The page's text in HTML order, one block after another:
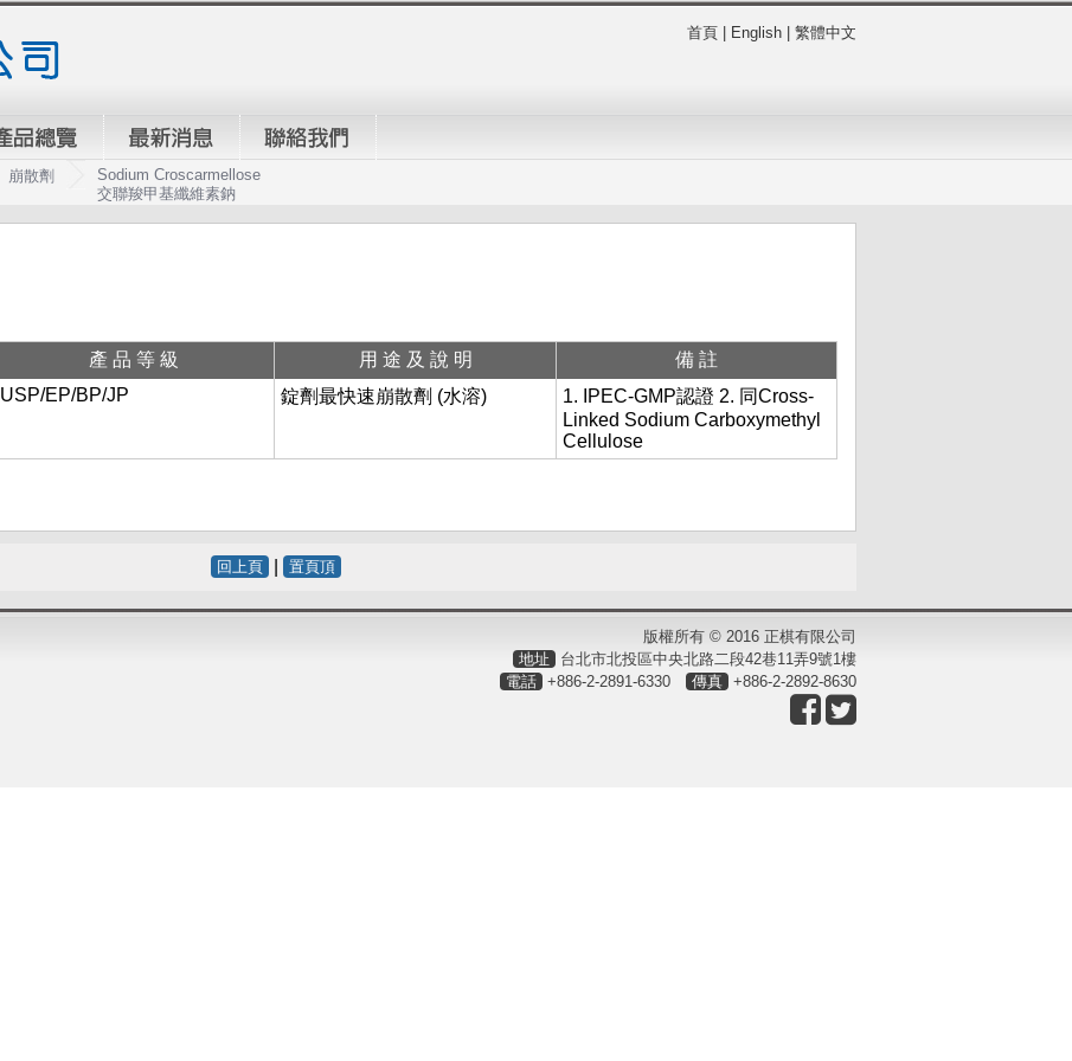
首頁 English 繁體中文
崩散劑
Sodium Croscarmellose
交聯羧甲基纖維素鈉
產品等級
USP/EP/BP/JP
用途及說明
錠劑最快速崩散劑 (水溶)
備註
1. IPEC-GMP認證 2. 同Cross-
Linked Sodium Carboxymethyl
Cellulose
回上頁 置頁頂
版權所有 © 2016 正棋有限公司
地址
台北市北投區中央北路二段42巷11弄9號1樓
電話 +886-2-2891-6330 傳真 +886-2-2892-8630